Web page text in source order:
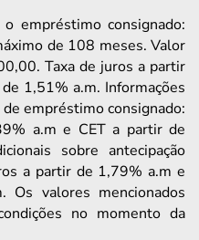
empréstimo consignado:
de 108 meses. Valor
Taxa de juros a partir
1,51% a.m. Informações
empréstimo consignado:
a.m e CET a partir de
sobre antecipação
a partir de 1,79% a.m e
valores mencionados
no momento da